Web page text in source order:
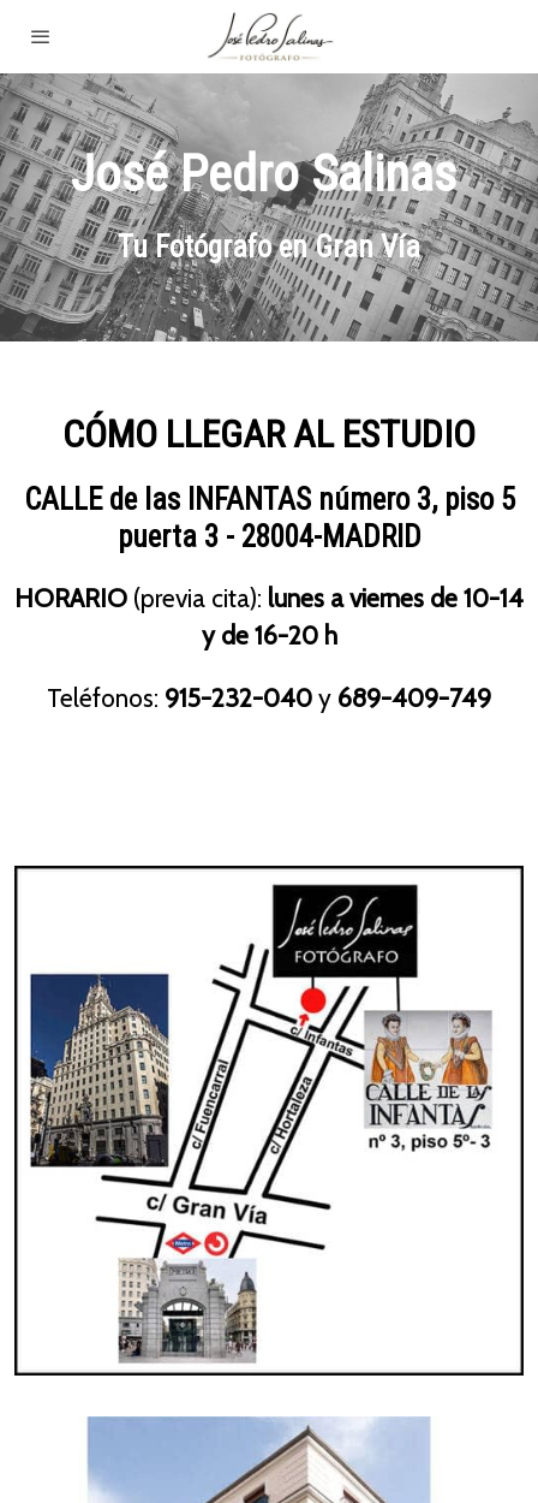
José Pedro Salinas
Tu Fotógrafo en Gran Vía
CÓMO LLEGAR AL ESTUDIO
CALLE de las INFANTAS número 3, piso 5
puerta 3 - 28004-MADRID
HORARIO (previa cita): lunes a viernes de 10-14
y de 16-20 h
Teléfonos: 915-232-040y 689-409-749